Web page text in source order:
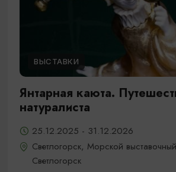
ВЫСТАВКИ
Янтарная каюта.
натуралиста
25.12.2025 - 31.12.2026
Светлогорск, Морской
Светлогорск